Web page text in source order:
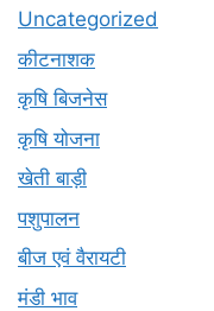
Uncategorized
कीटनाशक
कृषि बिजनेस
कृषि योजना
खेती बाड़ी
पशुपालन
बीज एवं वैरायटी
मंडी भाव